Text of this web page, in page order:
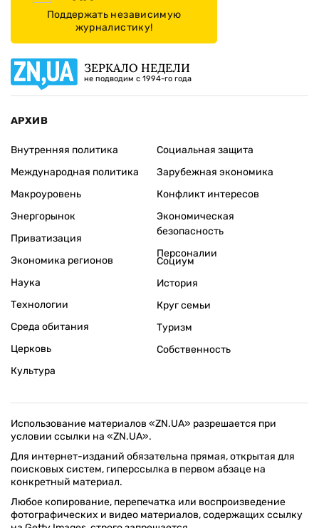
Поддержать независимую
журналистику!
ЗЕРКАЛО НЕДЕЛИ
не подводим с 1994-го года
АРХИВ
Внутренняя политика
Международная политика
Макроуровень
Энергорынок
Приватизация
Экономика регионов
Социальная защита
Зарубежная экономика
Конфликт интересов
Экономическая
безопасность
Персоналии
Наука
Технологии
Среда обитания
Церковь
Культура
Социум
История
Круг семьи
Туризм
Собственность
Использование материалов «ZN.UA» разрешается при
условии ссылки на «ZN.UA».
Для интернет-изданий обязательна прямая, открытая для
поисковых систем, гиперссылка в первом абзаце на
конкретный материал.
Любое копирование, перепечатка или воспроизведение
фотографических и видео материалов, содержащих ссылку